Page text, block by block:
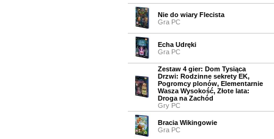
Nie do wiary Flecista
Gra PC
Echa Udręki
Gra PC
Zestaw 4 gier: Dom Tysiąca
Drzwi: Rodzinne sekrety EK,
Pogromcy plonów, Elementarnie
Wasza Wysokość, Złote lata:
Droga na Zachód
Gry PC
Bracia Wikingowie
Gra PC